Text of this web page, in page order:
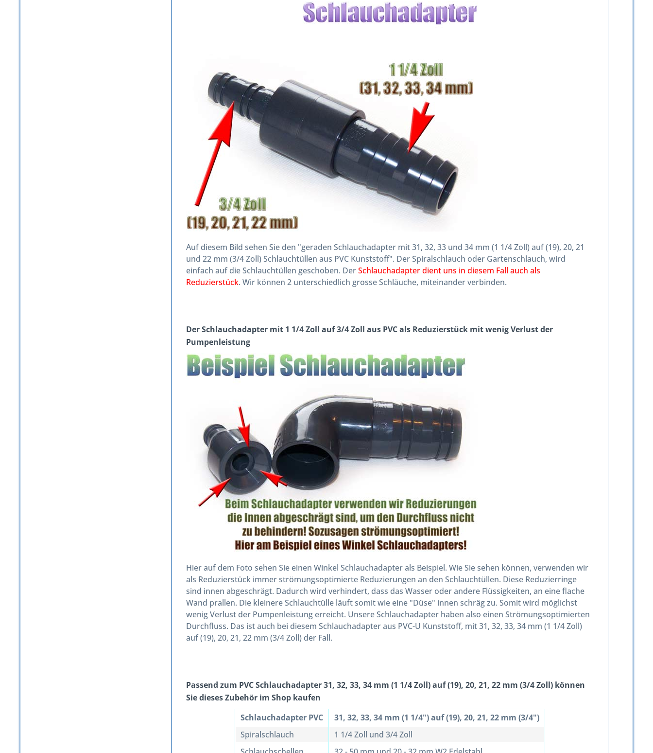
Auf diesem Bild sehen Sie den "geraden Schlauchadapter mit 31, 32, 33 und 34 mm (1 1/4 Zoll) auf (19), 20, 21
und 22 mm (3/4 Zoll) Schlauchtüllen aus PVC Kunststoff". Der Spiralschlauch oder Gartenschlauch, wird
einfach auf die Schlauchtüllen geschoben. DerSchlauchadapter dient uns in diesem Fall auch als
Reduzierstück. Wir können 2 unterschiedlich grosse Schläuche, miteinander verbinden.
Der Schlauchadapter mit 1 1/4 Zoll auf 3/4 Zoll aus PVC als Reduzierstück mit wenig Verlust der
Pumpenleistung
Hier auf dem Foto sehen Sie einen Winkel Schlauchadapter als Beispiel. Wie Sie sehen können, verwenden wir
als Reduzierstück immer strömungsoptimierte Reduzierungen an den Schlauchtüllen. Diese Reduzierringe
sind innen abgeschrägt. Dadurch wird verhindert, dass das Wasser oder andere Flüssigkeiten, an eine flache
Wand prallen. Die kleinere Schlauchtülle läuft somit wie eine "Düse" innen schräg zu. Somit wird möglichst
wenig Verlust der Pumpenleistung erreicht. Unsere Schlauchadapter haben also einen Strömungsoptimierten
Durchfluss. Das ist auch bei diesem Schlauchadapter aus PVC-U Kunststoff, mit 31, 32, 33, 34 mm (1 1/4 Zoll)
auf (19), 20, 21, 22 mm (3/4 Zoll) der Fall.
Passend zum PVC Schlauchadapter 31, 32, 33, 34 mm (1 1/4 Zoll) auf (19), 20, 21, 22 mm (3/4 Zoll) können
Sie dieses Zubehör im Shop kaufen
Schlauchadapter PVC
31, 32, 33, 34 mm (1 1/4") auf (19), 20, 21, 22 mm (3/4")
Spiralschlauch
1 1/4 Zoll und 3/4 Zoll